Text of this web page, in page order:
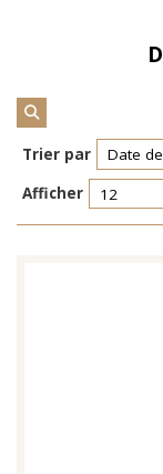
Trier par
Afficher